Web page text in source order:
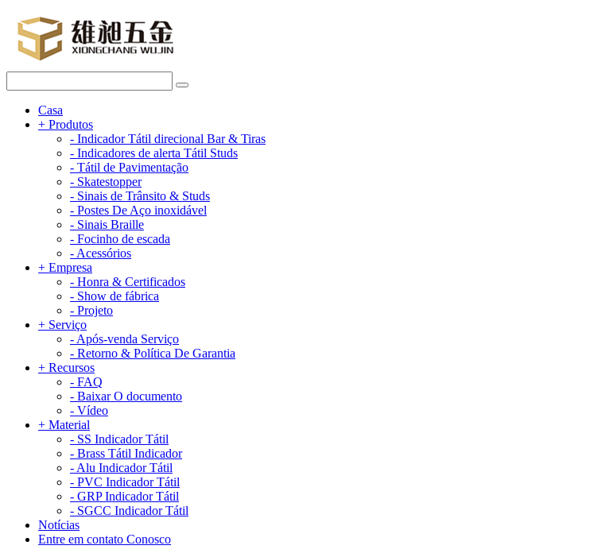
Casa
+ Produtos
- Indicador Tátil direcional Bar & Tiras
- Indicadores de alerta Tátil Studs
- Tátil de Pavimentação
- Skatestopper
- Sinais de Trânsito & Studs
- Postes De Aço inoxidável
- Sinais Braille
- Focinho de escada
- Acessórios
+ Empresa
- Honra & Certificados
- Show de fábrica
- Projeto
+ Serviço
- Após-venda Serviço
- Retorno & Política De Garantia
+ Recursos
- FAQ
- Baixar O documento
- Vídeo
+ Material
- SS Indicador Tátil
- Brass Tátil Indicador
- Alu Indicador Tátil
- PVC Indicador Tátil
- GRP Indicador Tátil
- SGCC Indicador Tátil
Notícias
Entre em contato Conosco